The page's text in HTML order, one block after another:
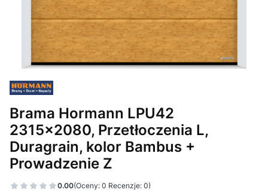
Brama Hormann LPU42
2315x2080, Przetłoczenia L,
Duragrain, kolor Bambus +
Prowadzenie Z
0.00(Oceny: 0 Recenzje: 0)